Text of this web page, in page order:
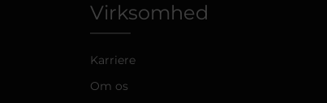
Virksomhed
Karriere
Om os